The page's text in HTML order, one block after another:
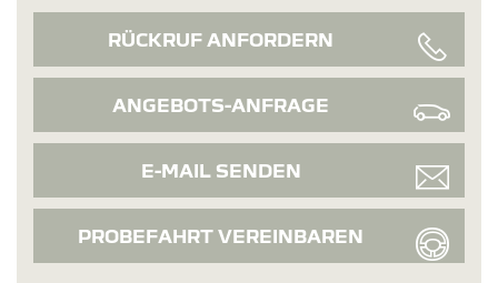
RÜCKRUF ANFORDERN
ANGEBOTS-ANFRAGE
E-MAIL SENDEN
PROBEFAHRT VEREINBAREN